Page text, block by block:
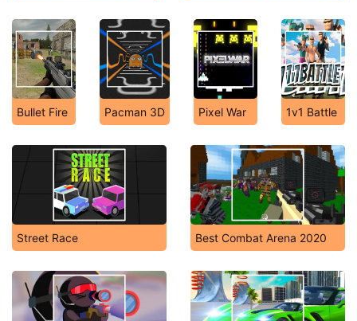
Bullet Fire Pacman 3D Pixel War 1v1 Battle
Street Race Best Combat Arena 2020